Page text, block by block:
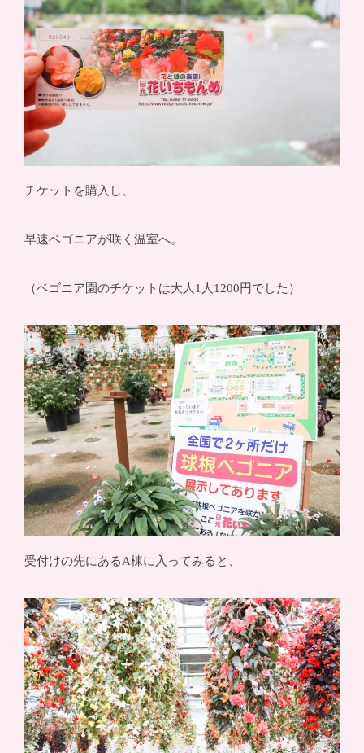
チケットを購入し、
早速ベゴニアが咲く温室へ。
（ベゴニア園のチケットは大人1人1200円でした）
受付けの先にあるA棟に入ってみると、